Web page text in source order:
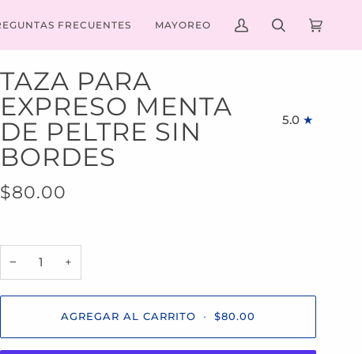
FRECUENTES MAYOREO
MI
CUENTA
BUSCAR
TAZA PARA
EXPRESO MENTA
DE PELTRE SIN
BORDES
5.0
$80.00
− +
AGREGAR AL CARRITO • $80.00